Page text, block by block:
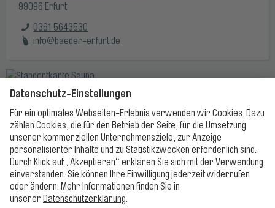
99096 Erfurt
0361 5643530
info@baeder-erfurt.de
Route berechnen
ROUTE BEI GOOGLE MAPS
ROUTE BEI APPLE MAPS
Bäder
Öffnungszeiten
Preise
Baderegeln
Haus- und Badeordnungen
Ticket-/Gutscheinshop